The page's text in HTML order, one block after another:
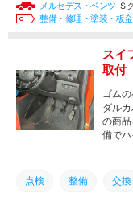
修理 交換
メルセデス・ベンツ Ｓ
整備・修理・塗装・板金
スイ
取
ゴム
ダル
の商
備で
点検 整備 交換